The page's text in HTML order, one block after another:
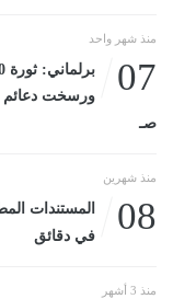
منذ شهر واحد
07
صـ
منذ شهرين
08
المستندات
في دقائق
منذ 3 أشهر